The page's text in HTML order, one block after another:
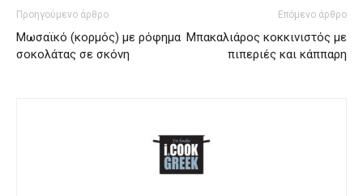
Προηγούμενο άρθρο
Μωσαϊκό (κορμός) με ρόφημα
σοκολάτας σε σκόνη
Επόμενο άρθρο
Μπακαλιάρος κοκκινιστός με
πιπεριές και κάππαρη